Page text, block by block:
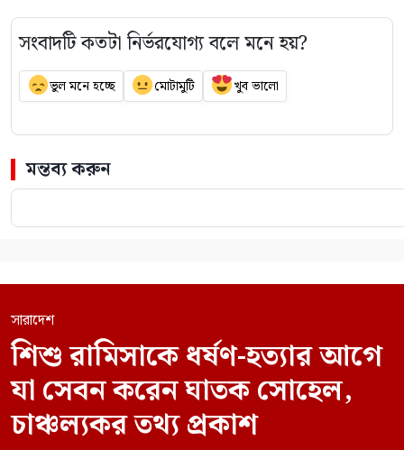
সংবাদটি কতটা নির্ভরযোগ্য বলে মনে হয়?
ভুল মনে হচ্ছে মোটামুটি খুব ভালো
মন্তব্য করুন
সারাদেশ
শিশু রামিসাকে ধর্ষণ-হত্যার আগে
যা সেবন করেন ঘাতক সোহেল,
চাঞ্চল্যকর তথ্য প্রকাশ